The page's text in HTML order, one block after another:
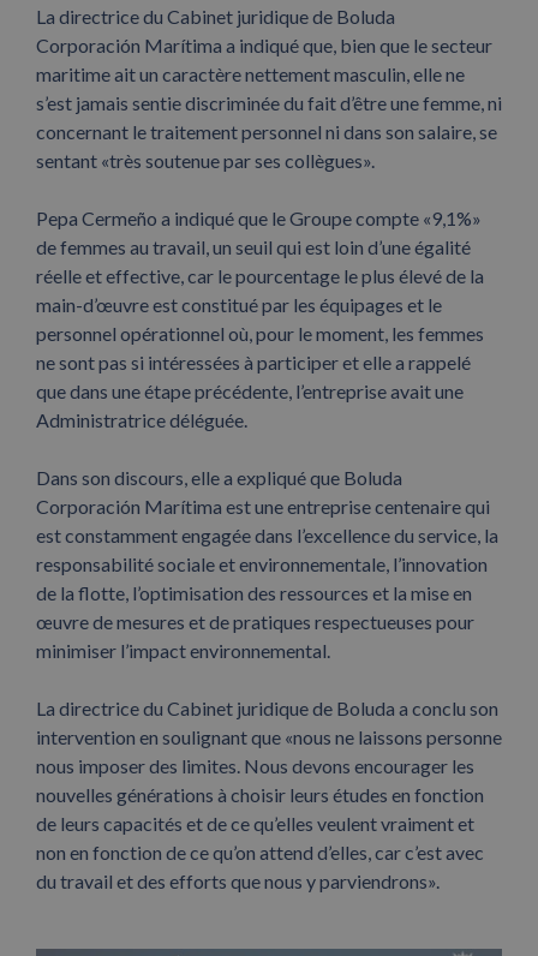
La directrice du Cabinet juridique de Boluda
Corporación Marítima a indiqué que, bien que le secteur
maritime ait un caractère nettement masculin, elle ne
s’est jamais sentie discriminée du fait d’être une femme, ni
concernant le traitement personnel ni dans son salaire, se
sentant «très soutenue par ses collègues».
Pepa Cermeño a indiqué que le Groupe compte «9,1%»
de femmes au travail, un seuil qui est loin d’une égalité
réelle et effective, car le pourcentage le plus élevé de la
main-d’œuvre est constitué par les équipages et le
personnel opérationnel où, pour le moment, les femmes
ne sont pas si intéressées à participer et elle a rappelé
que dans une étape précédente, l’entreprise avait une
Administratrice déléguée.
Dans son discours, elle a expliqué que Boluda
Corporación Marítima est une entreprise centenaire qui
est constamment engagée dans l’excellence du service, la
responsabilité sociale et environnementale, l’innovation
de la flotte, l’optimisation des ressources et la mise en
œuvre de mesures et de pratiques respectueuses pour
minimiser l’impact environnemental.
La directrice du Cabinet juridique de Boluda a conclu son
intervention en soulignant que «nous ne laissons personne
nous imposer des limites. Nous devons encourager les
nouvelles générations à choisir leurs études en fonction
de leurs capacités et de ce qu’elles veulent vraiment et
non en fonction de ce qu’on attend d’elles, car c’est avec
du travail et des efforts que nous y parviendrons».